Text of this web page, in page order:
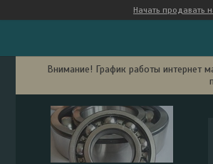
Начать продавать
Внимание! График работы интернет